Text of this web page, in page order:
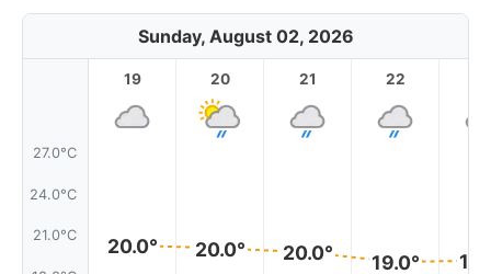
Sunday, August 02, 2026
27.0°C
24.0°C
21.0°C
19
20.0°
20
20.0°
21
20.0°
22
19.0°